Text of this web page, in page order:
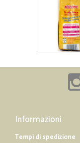
Informazioni
Tempi di spedizione